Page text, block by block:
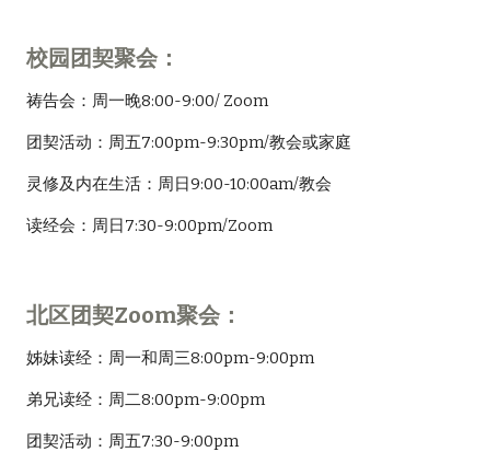
校园团契聚会：
祷告会：周一晚8:00-9:00/ Zoom
团契活动：周五7:00pm-9:30pm/教会或家庭
灵修及内在生活：周日9:00-10:00am/教会
读经会：周日7:30-9:00pm/Zoom
北区团契Zoom聚会：
姊妹读经：周一和周三8:00pm-9:00pm
弟兄读经：周二8:00pm-9:00pm
团契活动：周五7:30-9:00pm